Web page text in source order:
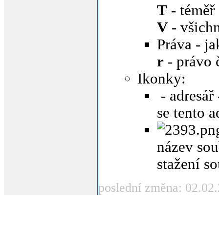
T -
V -
Práva -
r - právo
Ikonky:
-
se tento
název
stažení
poslední změna: